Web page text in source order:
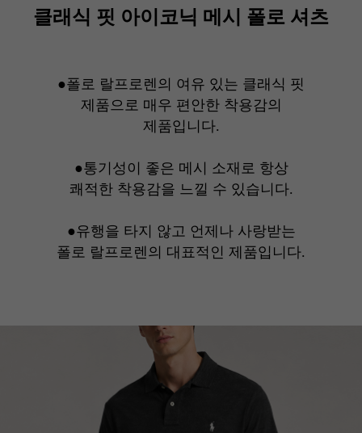
클래식 핏 아이코닉 메시 폴로 셔츠
●폴로 랄프로렌의 여유 있는 클래식 핏
제품으로 매우 편안한 착용감의
제품입니다.
●통기성이 좋은 메시 소재로 항상
쾌적한 착용감을 느낄 수 있습니다.
●유행을 타지 않고 언제나 사랑받는
폴로 랄프로렌의 대표적인 제품입니다.